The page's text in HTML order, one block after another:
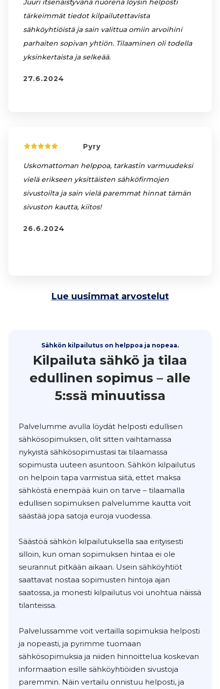
Juuri itsenäistyvänä nuorena löysin helposti
tärkeimmät tiedot kilpailutettavista
sähköyhtiöistä ja sain valittua omiin arvoihini
parhaiten sopivan yhtiön. Tilaaminen oli todella
yksinkertaista ja selkeää.
27.6.2024
Pyry
Uskomattoman helppoa, tarkastin varmuudeksi
vielä erikseen yksittäisten sähköfirmojen
sivustoilta ja sain vielä paremmat hinnat tämän
sivuston kautta, kiitos!
26.6.2024
Lue uusimmat arvostelut
Sähkön kilpailutus on helppoa ja nopeaa.
Kilpailuta sähkö ja tilaa
edullinen sopimus – alle
5:ssä minuutissa
Palvelumme avulla löydät helposti edullisen
sähkösopimuksen, olit sitten vaihtamassa
nykyistä sähkösopimustasi tai tilaamassa
sopimusta uuteen asuntoon. Sähkön kilpailutus
on helpoin tapa varmistua siitä, ettet maksa
sähköstä enempää kuin on tarve – tilaamalla
edullisen sopimuksen palvelumme kautta voit
säästää jopa satoja euroja vuodessa.
Säästöä sähkön kilpailutuksella saa erityisesti
silloin, kun oman sopimuksen hintaa ei ole
seurannut pitkään aikaan. Usein sähköyhtiöt
saattavat nostaa sopimusten hintoja ajan
saatossa, ja monesti kilpailutus voi unohtua näissä
tilanteissa.
Palvelussamme voit vertailla sopimuksia helposti
ja nopeasti, ja pyrimme tuomaan
sähkösopimuksia ja niiden hinnoittelua koskevan
informaation esille sähköyhtiöiden sivustoja
paremmin. Näin vertailu onnistuu helposti, ja